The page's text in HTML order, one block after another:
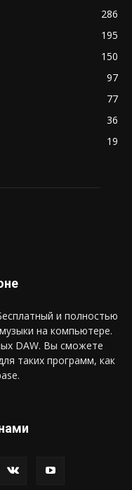
286
195
150
97
77
36
19
и полностью
на компьютере.
DAW. Вы сможете
таких программ, как